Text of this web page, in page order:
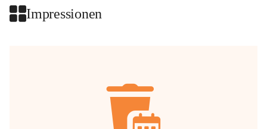
Impressionen